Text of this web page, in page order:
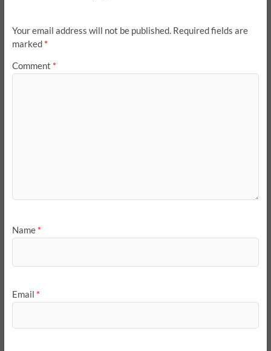
Your email address will not be published. Required fields are
marked *
Comment *
Name *
Email *